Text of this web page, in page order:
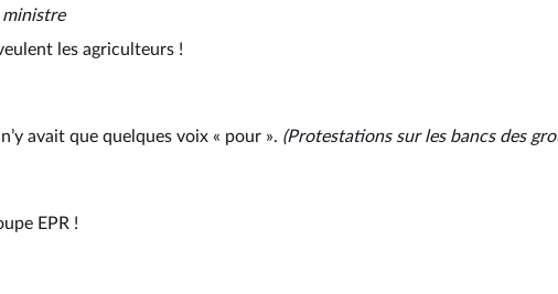
ministre
les agriculteurs !
avait que quelques voix « pour ». (Protestationssurlesbancsdes
EPR !